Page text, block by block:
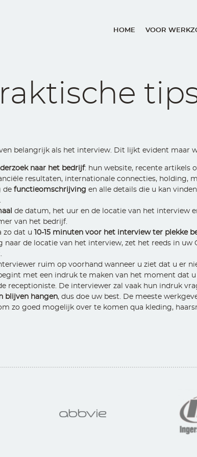
HOME VOOR
belangrijk als het interview. Dit lijkt evident maar
naar het bedrijf: hun website, recente artikels
resultaten, internationale connecties, holding,
de functieomschrijving en alle details die u kan
de datum, het uur en de locatie van het interview
van het bedrijf.
zo dat u
10-15 minuten voor het interview ter plekke
naar de locatie van het interview, zet het reeds in uw
ruim op voorhand wanneer u ziet dat u er
met een indruk te maken van het moment dat
receptioniste. De interviewer zal vaak hun indruk
blijven hangen, dus doe uw best. De meeste
zo goed mogelijk over te komen qua kleding,